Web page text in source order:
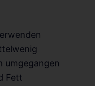
umgegangen
Fett